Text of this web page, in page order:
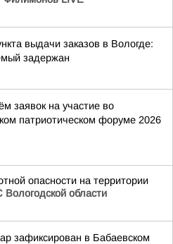
выдачи заказов в Вологде:
задержан
заявок на участие во
патриотическом форуме 2026
опасности на территории
области
зафиксирован в Бабаевском